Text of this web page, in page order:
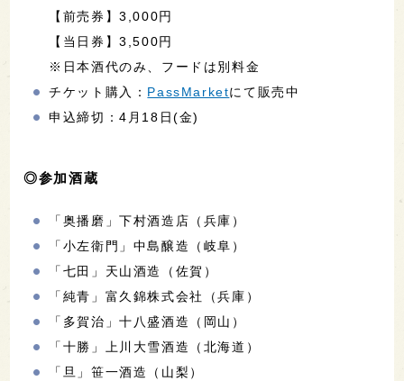
【前売券】3,000円
【当日券】3,500円
※日本酒代のみ、フードは別料金
チケット購入： PassMarketにて販売中
申込締切：4月18日(金)
◎参加酒蔵
「奥播磨」下村酒造店（兵庫）
「小左衛門」中島醸造（岐阜）
「七田」天山酒造（佐賀）
「純青」富久錦株式会社（兵庫）
「多賀治」十八盛酒造（岡山）
「十勝」上川大雪酒造（北海道）
「旦」笹一酒造（山梨）